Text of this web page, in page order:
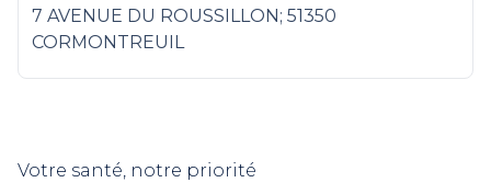
7 AVENUE DU ROUSSILLON; 51350
CORMONTREUIL
Votre santé, notre priorité